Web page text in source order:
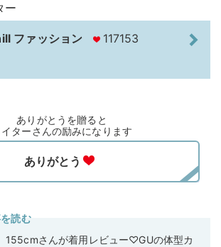
ー
ファッション 117153
ありがとうを贈ると
イターさんの励みになります
読む
155cmさんが着用レビュー♡GUの体型カ